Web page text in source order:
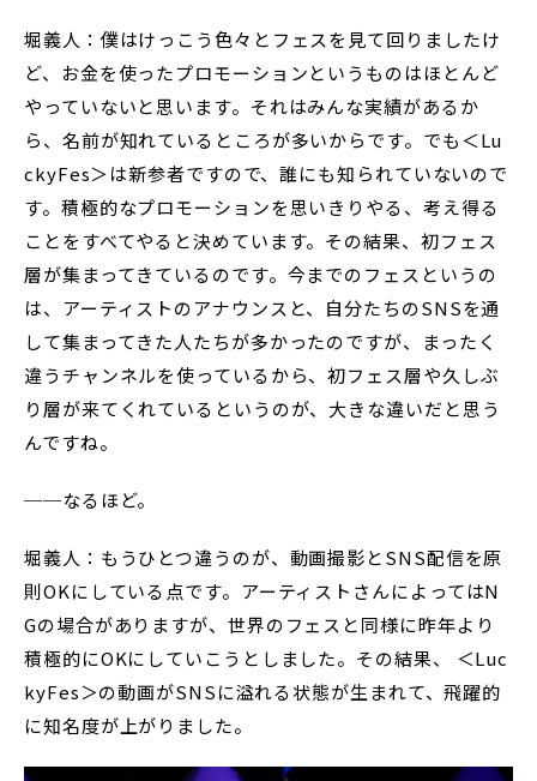
堀義人：僕はけっこう色々とフェスを見て回りましたけ
ど、お金を使ったプロモーションというものはほとんど
やっていないと思います。それはみんな実績があるか
ら、名前が知れているところが多いからです。でも＜Lu
ckyFes＞は新参者ですので、誰にも知られていないので
す。積極的なプロモーションを思いきりやる、考え得る
ことをすべてやると決めています。その結果、初フェス
層が集まってきているのです。今までのフェスというの
は、アーティストのアナウンスと、自分たちのSNSを通
して集まってきた人たちが多かったのですが、まったく
違うチャンネルを使っているから、初フェス層や久しぶ
り層が来てくれているというのが、大きな違いだと思う
んですね。
──なるほど。
堀義人：もうひとつ違うのが、動画撮影とSNS配信を原
則OKにしている点です。アーティストさんによってはN
Gの場合がありますが、世界のフェスと同様に昨年より
積極的にOKにしていこうとしました。その結果、 ＜Luc
kyFes＞の動画がSNSに溢れる状態が生まれて、飛躍的
に知名度が上がりました。